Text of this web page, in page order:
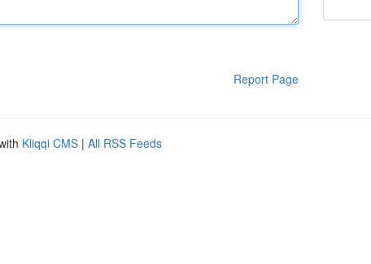
Report Page
Kliqqi CMS | All RSS Feeds